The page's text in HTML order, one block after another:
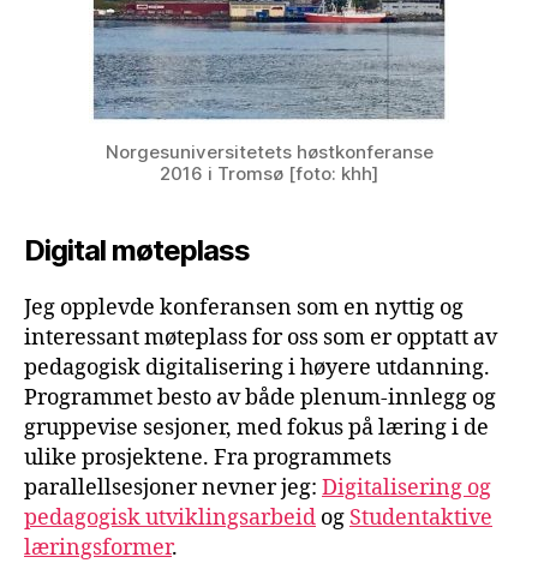
Norgesuniversitetets høstkonferanse
2016 i Tromsø [foto: khh]
Digital møteplass
Jeg opplevde konferansen som en nyttig og
interessant møteplass for oss som er opptatt av
pedagogisk digitalisering i høyere utdanning.
Programmet besto av både plenum-innlegg og
gruppevise sesjoner, med fokus på læring i de
ulike prosjektene. Fra programmets
parallellsesjoner nevner jeg: Digitalisering og
pedagogisk utviklingsarbeid og Studentaktive
læringsformer.